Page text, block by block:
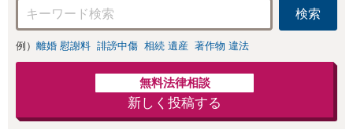
検索
例） 離婚 慰謝料 誹謗中傷 相続 遺産 著作物 違法
無料法律相談
新しく投稿する